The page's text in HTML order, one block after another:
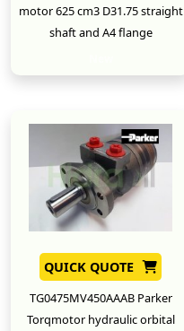
motor 625 cm3 D31.75 straight
shaft and A4 flange
QUICK QUOTE
TG0475MV450AAAB Parker
Torqmotor hydraulic orbital